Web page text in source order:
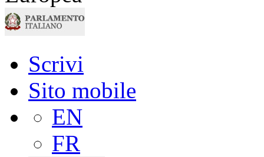
Scrivi
Sito mobile
EN
FR